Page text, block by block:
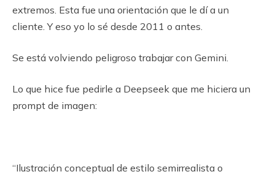
extremos. Esta fue una orientación que le dí a un
cliente. Y eso yo lo sé desde 2011 o antes.
Se está volviendo peligroso trabajar con Gemini.
Lo que hice fue pedirle a Deepseek que me hiciera un
prompt de imagen:
“Ilustración conceptual de estilo semirrealista o